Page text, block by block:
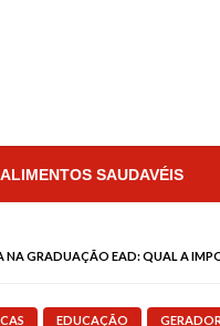
ALIMENTOS SAUDAVÉIS
NA GRADUAÇÃO EAD: QUAL A
EDUCAÇÃO